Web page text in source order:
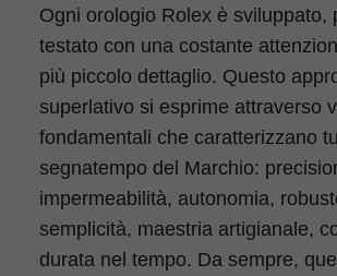
Ogni orologio Rolex è sviluppato,
testato con una costante
più piccolo dettaglio. Questo
superlativo si esprime attraverso
fondamentali che caratterizzano
segnatempo del Marchio:
impermeabilità, autonomia,
semplicità, maestria artigianale,
durata nel tempo. Da sempre,